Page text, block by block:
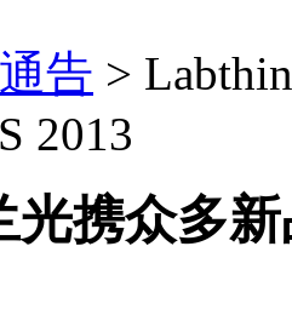
告 >
2013
携众多